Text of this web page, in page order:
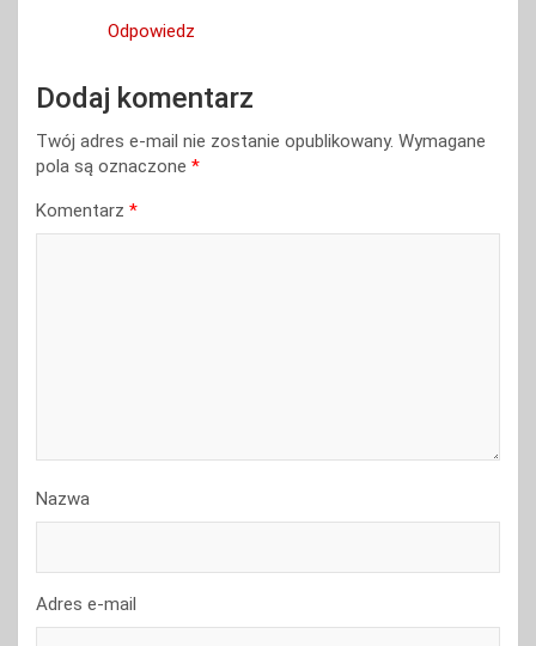
Odpowiedz
Dodaj komentarz
Twój adres e-mail nie zostanie opublikowany. Wymagane
pola są oznaczone *
Komentarz *
Nazwa
Adres e-mail